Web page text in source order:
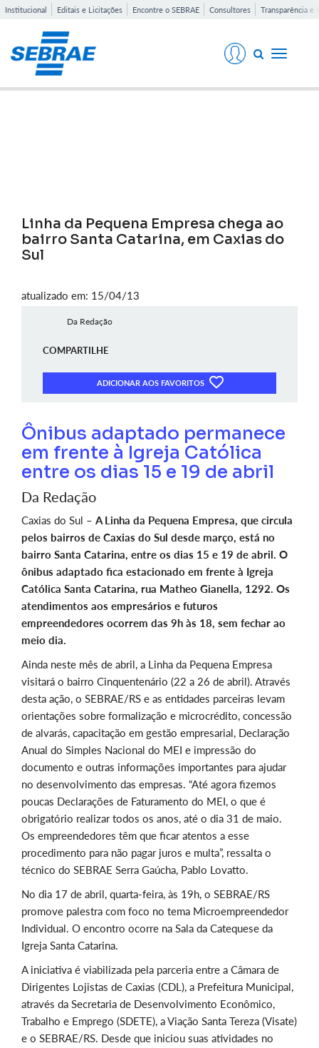
Institucional Editais e Licitações Encontre o SEBRAE Consultores Transparência e
Toggle
Linha da Pequena Empresa chega ao
bairro Santa Catarina, em Caxias do
Sul
atualizado em: 15/04/13
Da Redação
COMPARTILHE
ADICIONAR AOS FAVORITOS
Ônibus adaptado permanece
em frente à Igreja Católica
entre os dias 15 e 19 de abril
Da Redação
Caxias do Sul – A Linha da Pequena Empresa, que circula
pelos bairros de Caxias do Sul desde março, está no
bairro Santa Catarina, entre os dias 15 e 19 de abril. O
ônibus adaptado fica estacionado em frente à Igreja
Católica Santa Catarina, rua Matheo Gianella, 1292. Os
atendimentos aos empresários e futuros
empreendedores ocorrem das 9h às 18, sem fechar ao
meio dia.
Ainda neste mês de abril, a Linha da Pequena Empresa
visitará o bairro Cinquentenário (22 a 26 de abril). Através
desta ação, o SEBRAE/RS e as entidades parceiras levam
orientações sobre formalização e microcrédito, concessão
de alvarás, capacitação em gestão empresarial, Declaração
Anual do Simples Nacional do MEI e impressão do
documento e outras informações importantes para ajudar
no desenvolvimento das empresas. “Até agora fizemos
poucas Declarações de Faturamento do MEI, o que é
obrigatório realizar todos os anos, até o dia 31 de maio.
Os empreendedores têm que ficar atentos a esse
procedimento para não pagar juros e multa”, ressalta o
técnico do SEBRAE Serra Gaúcha, Pablo Lovatto.
No dia 17 de abril, quarta-feira, às 19h, o SEBRAE/RS
promove palestra com foco no tema Microempreendedor
Individual. O encontro ocorre na Sala da Catequese da
Igreja Santa Catarina.
A iniciativa é viabilizada pela parceria entre a Câmara de
Dirigentes Lojistas de Caxias (CDL), a Prefeitura Municipal,
através da Secretaria de Desenvolvimento Econômico,
Trabalho e Emprego (SDETE), a Viação Santa Tereza (Visate)
e o SEBRAE/RS. Desde que iniciou suas atividades no